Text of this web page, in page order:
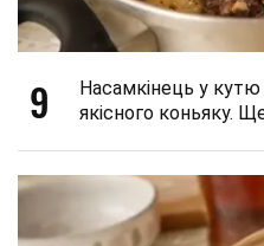
9
Насамкінець у
якісного коньяку.